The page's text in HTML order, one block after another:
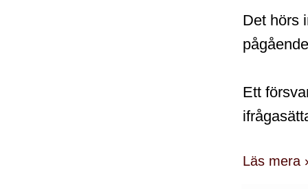
Det hörs
Ett
Läs mera